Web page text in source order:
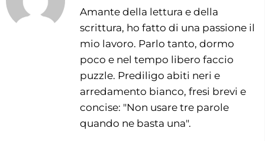
Amante della lettura e della
scrittura, ho fatto di una passione il
mio lavoro. Parlo tanto, dormo
poco e nel tempo libero faccio
puzzle. Prediligo abiti neri e
arredamento bianco, fresi brevi e
concise: "Non usare tre parole
quando ne basta una".